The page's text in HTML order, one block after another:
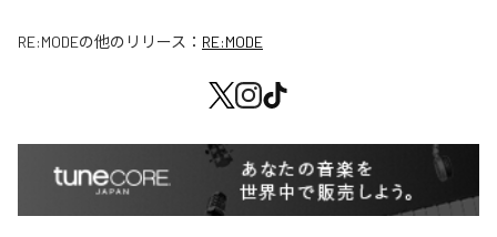
RE:MODEの他のリリース： RE:MODE